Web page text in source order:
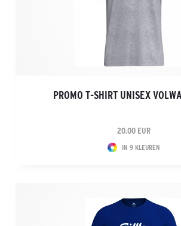
PROMO T-SHIRT UNISEX
20.00 EUR
IN 9 KLEUREN